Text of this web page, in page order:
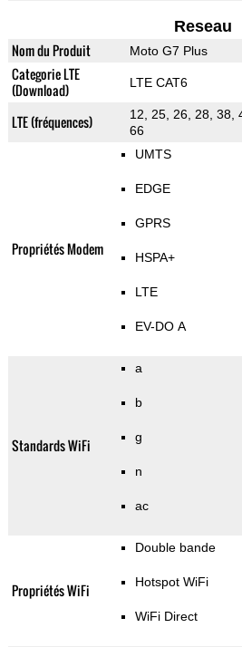
Reseau
Nom du Produit Moto G7 Plus
Categorie LTE
(Download)
LTE CAT6
LTE (fréquences)
12, 25, 26, 28, 38,
66
Propriétés Modem
UMTS
EDGE
GPRS
HSPA+
LTE
EV-DO A
Standards WiFi
a
b
g
n
ac
Propriétés WiFi
Double bande
Hotspot WiFi
WiFi Direct